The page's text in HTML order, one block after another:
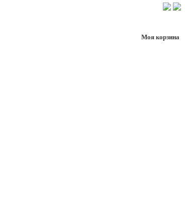
Моя корзина